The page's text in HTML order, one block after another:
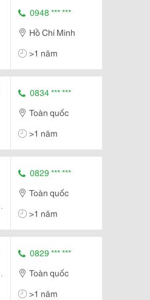
0948 *** ***
Hồ Chí Minh
>1 năm
0834 *** ***
Toàn quốc
>1 năm
0829 *** ***
Toàn quốc
>1 năm
0829 *** ***
Toàn quốc
>1 năm